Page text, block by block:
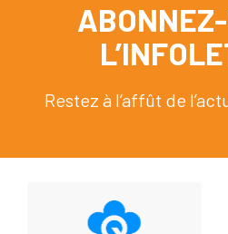
Restez à l’affût de